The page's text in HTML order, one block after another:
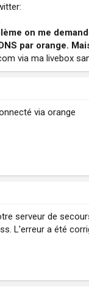
on me
par orange.
via ma livebox
via orange
serveur de
L'erreur a été